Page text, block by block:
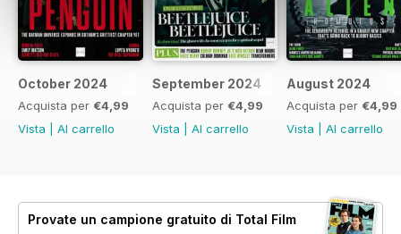
October 2024
Acquista per €4,99
Vista
Al carrello
September 2024
Acquista per €4,99
Vista
Al carrello
August 2024
Acquista per €4,99
Vista
Al carrello
Provate un campione gratuito di Total Film